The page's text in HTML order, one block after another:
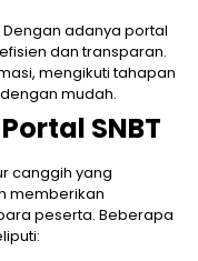
Dengan adanya portal
dan transparan.
mengikuti tahapan
mudah.
SNBT
canggih yang
memberikan
peserta. Beberapa